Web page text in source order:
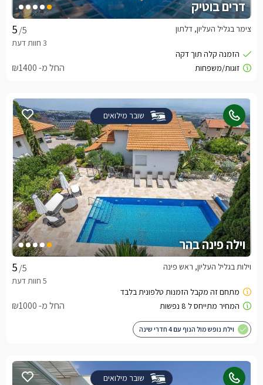
דרים בוטיק
/5 צימר בגליל העליון, דלתון
החל מ- ₪1400
שובר מילואים
וילה פינה בהר
/5 וילות בגליל העליון, ראש פינה
החל מ- ₪1000
וילת נופש מול הנוף עם 4 חדרי שינה
שובר מילואים